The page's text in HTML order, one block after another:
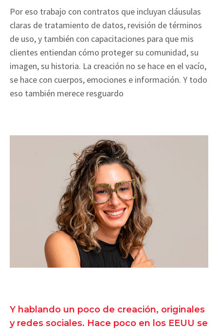
Por eso trabajo con contratos que incluyan cláusulas
claras de tratamiento de datos, revisión de términos
de uso, y también con capacitaciones para que mis
clientes entiendan cómo proteger su comunidad, su
imagen, su historia. La creación no se hace en el vacío,
se hace con cuerpos, emociones e información. Y todo
eso también merece resguardo
Y hablando un poco de creación, originales
y redes sociales. Hace poco en los EEUU se